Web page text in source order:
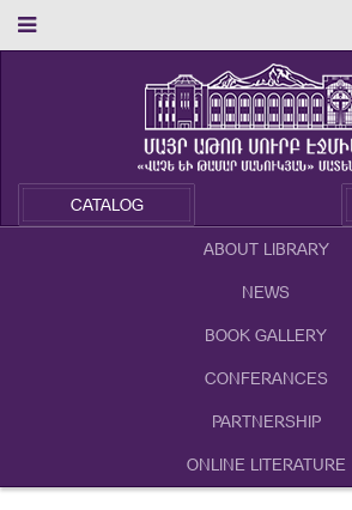
CATALOG
ABOUT LIBRARY
NEWS
BOOK GALLERY
CONFERANCES
PARTNERSHIP
ONLINE LITERATURE